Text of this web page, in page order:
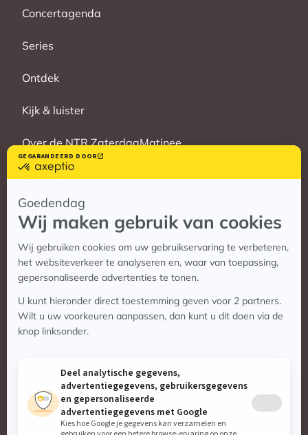
Concertagenda
Series
Ontdek
Kijk & luister
Over de NTR ZaterdagMatinee
Vrienden
Veelgestelde vragen
Contact
Contact
Vragen? Bekijk de contactpagina
Stuur ons een e-mail:
info@zaterdagmatinee.nl